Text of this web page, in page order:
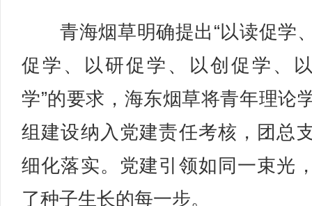
青海烟草明确提出“以读促学
促学、以研促学、以创促学、
学”的要求，海东烟草将青年理论
组建设纳入党建责任考核，团总
细化落实。党建引领如同一束光
了种子生长的每一步。